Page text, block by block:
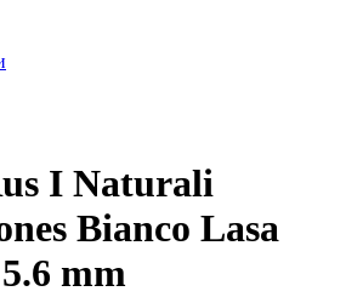
I Naturali
Bianco Lasa
mm